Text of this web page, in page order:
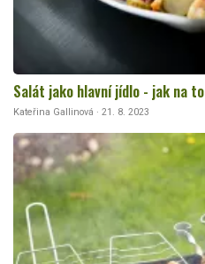
Salát jako hlavní jídlo - jak na to
Kateřina Gallinová · 21. 8. 2023